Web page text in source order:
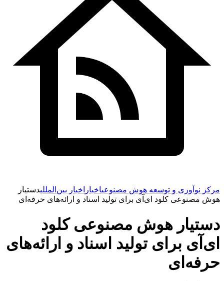
مرکز نوآوری و توسعه هوش مصنوعیاخبار اخبار بین‌المللیدستیار
هوش مصنوعی کلود ای‌آی برای تولید اسناد و ارائه‌های حرفه‌ای
دستیار هوش مصنوعی کلود
ای‌آی برای تولید اسناد و ارائه‌های
حرفه‌ای